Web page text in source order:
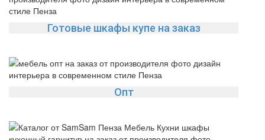
Готовые шкафы купе на заказ
Опт